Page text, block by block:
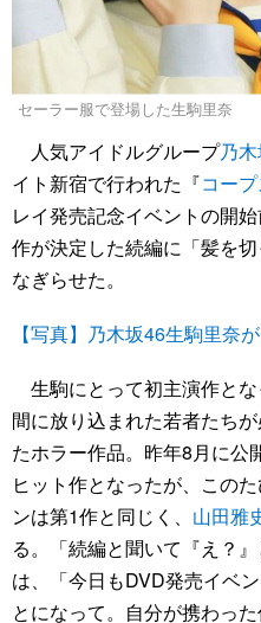
セーラー服で登場した生駒里奈
人気アイドルグループ乃
イト新宿で行われた『コー
レイ発売記念イベントの開
作が決定した続編に「髪を
なぎらせた。
【写真】乃木坂46生駒里奈
生駒にとって初主演作と
間に放り込まれた若者たち
たホラー作品。昨年8月に公
ヒット作となったが、この
ンは第1作と同じく、 山田雅
る。「続編と聞いて『え？
は、「今日もDVD発売イベ
とになって。自分が携わっ